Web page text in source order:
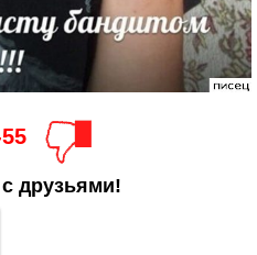
друзьями!